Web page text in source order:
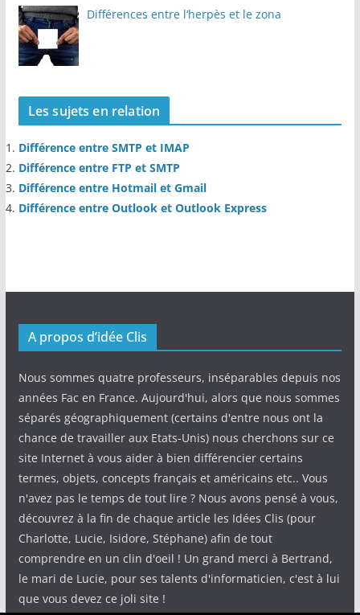
Différences entre l’herpès et le zona
Les sujets en relation
Différence entre SMTP et IMAP
Différence entre FTP et SMTP
Différence entre Hotmail et Gmail
Différence entre Outlook et Outlook Express
A propos d’idée Clis
Nous sommes quatre professeurs, inséparables depuis nos
années Fac en France. Aujourd'hui, alors que nous sommes
séparés géographiquement (certains d'entre nous ont la
chance de travailler aux Etats-Unis) nous cherchons sur ce
site Internet à vous aider à bien différencier certains
termes, objets, concepts français et américains etc.. Vous
n'avez pas le temps de tout lire ? Nous avons pensé à vous,
découvrez à la fin de chaque article les Idées Clis (pour
Charlotte, Lucie, Isidore, Stéphane) afin de tout
comprendre en un clin d'oeil ! Un grand merci à Bertrand,
le mari de Lucie, pour ses talents d'informaticien, c'est à lui
que vous devez ce joli site !